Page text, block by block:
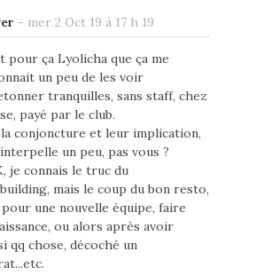
- mer 2 Oct 19 à 17 h 19
pour ça Lyolicha que ça me
un peu de les voir
tranquilles, sans staff, chez
payé par le club.
la conjoncture et leur implication,
un peu, pas vous ?
je connais le truc du
mais le coup du bon resto,
pour une nouvelle équipe, faire
ou alors après avoir
qq chose, décoché un